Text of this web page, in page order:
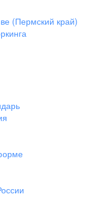
(Пермский край)